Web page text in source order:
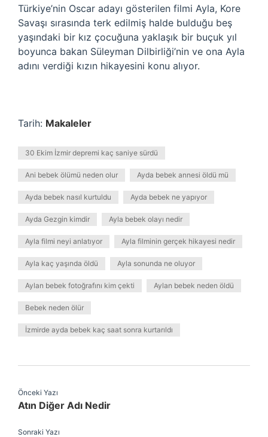
Türkiye’nin Oscar adayı gösterilen filmi Ayla, Kore
Savaşı sırasında terk edilmiş halde bulduğu beş
yaşındaki bir kız çocuğuna yaklaşık bir buçuk yıl
boyunca bakan Süleyman Dilbirliği’nin ve ona Ayla
adını verdiği kızın hikayesini konu alıyor.
Tarih: Makaleler
30 Ekim İzmir depremi kaç saniye sürdü
Ani bebek ölümü neden olur Ayda bebek annesi öldü mü
Ayda bebek nasıl kurtuldu Ayda bebek ne yapıyor
Ayda Gezgin kimdir Ayla bebek olayı nedir
Ayla filmi neyi anlatıyor Ayla filminin gerçek hikayesi nedir
Ayla kaç yaşında öldü Ayla sonunda ne oluyor
Aylan bebek fotoğrafını kim çekti Aylan bebek neden öldü
Bebek neden ölür
İzmirde ayda bebek kaç saat sonra kurtarıldı
Önceki Yazı
Atın Diğer Adı Nedir
Sonraki Yazı